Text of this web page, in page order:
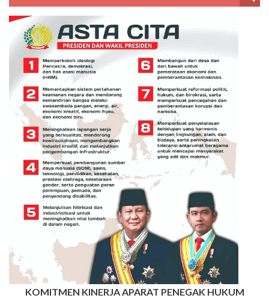
KOMITMEN KINERJA APARAT PENEGAK HUKUM